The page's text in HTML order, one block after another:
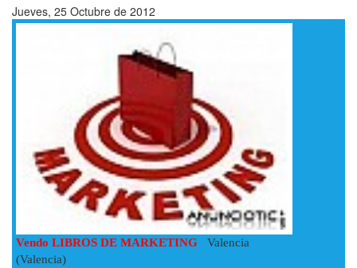
Jueves, 25 Octubre de 2012
Vendo LIBROS DE MARKETING
Valencia
(Valencia)